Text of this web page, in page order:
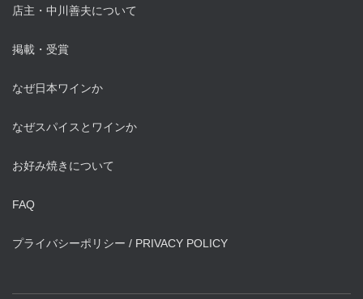
店主・中川善夫について
掲載・受賞
なぜ日本ワインか
なぜスパイスとワインか
お好み焼きについて
FAQ
プライバシーポリシー / PRIVACY POLICY